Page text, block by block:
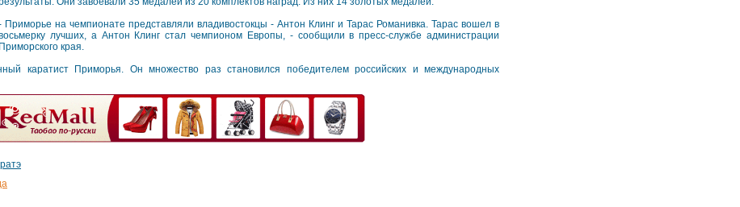
Приморье на чемпионате представляли владивостокцы - Антон Клинг и Тарас Романивка. Тарас вошел в
лучших, а Антон Клинг стал чемпионом Европы, - сообщили в пресс-службе администрации
Приморского края.
каратист Приморья. Он множество раз становился победителем российских и международных